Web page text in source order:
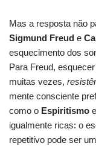
Mas a resposta não
Sigmund Freud e
esquecimento dos
Para Freud,
muitas vezes,
mente consciente
como o Espiritismo
igualmente ricas: o
repetitivo pode ser um